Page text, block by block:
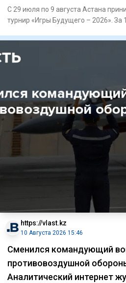
С 29 июля по 9 августа Астана
турнир «Игры Будущего – 2026». За
https://vlast.kz
10 Августа 2026 15:46
Сменился командующий
противовоздушной
Аналитический интернет